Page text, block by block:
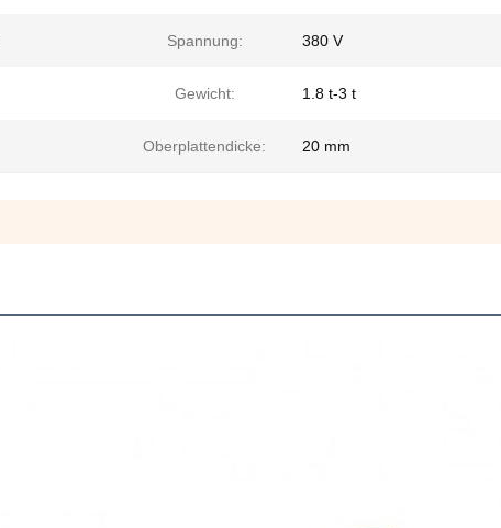
Spannung: 380 V
Gewicht: 1.8 t-3 t
Oberplattendicke: 20 mm